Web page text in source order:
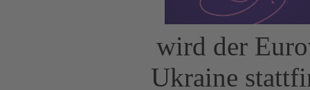
wird der
Ukraine